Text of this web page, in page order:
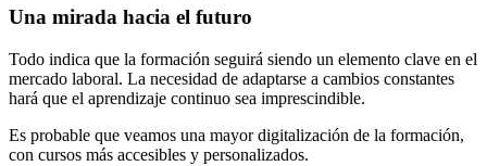
Una mirada hacia el futuro
Todo indica que la formación seguirá siendo un elemento clave en el
mercado laboral. La necesidad de adaptarse a cambios constantes
hará que el aprendizaje continuo sea imprescindible.
Es probable que veamos una mayor digitalización de la formación,
con cursos más accesibles y personalizados.